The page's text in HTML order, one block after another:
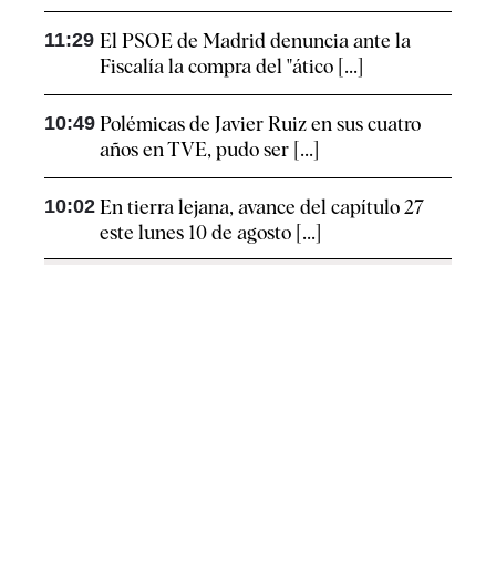
11:29 El PSOE de Madrid denuncia ante la
Fiscalía la compra del "ático [...]
10:49 Polémicas de Javier Ruiz en sus cuatro
años en TVE, pudo ser [...]
10:02 En tierra lejana, avance del capítulo 27
este lunes 10 de agosto [...]